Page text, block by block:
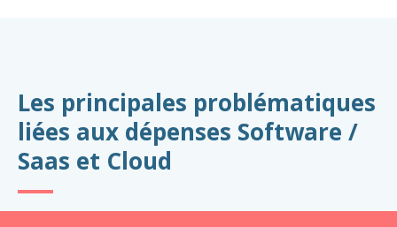
Les principales problématiques
liées aux dépenses Software /
Saas et Cloud